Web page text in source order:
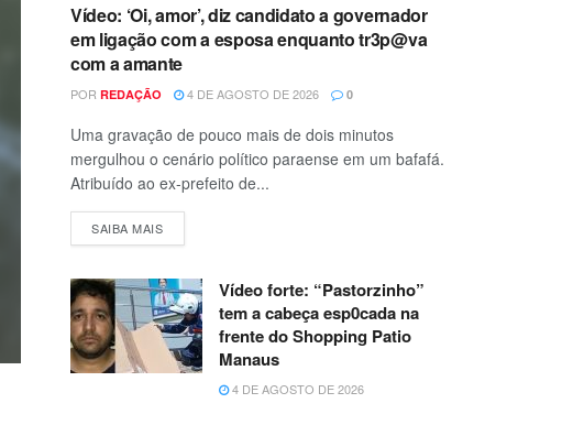
Vídeo: ‘Oi, amor’, diz candidato a governador
em ligação com a esposa enquanto tr3p@va
com a amante
POR REDAÇÃO 4 DE AGOSTO DE 2026 0
Uma gravação de pouco mais de dois minutos
mergulhou o cenário político paraense em um bafafá.
Atribuído ao ex-prefeito de...
SAIBA MAIS
Vídeo forte: “Pastorzinho”
tem a cabeça esp0cada na
frente do Shopping Patio
Manaus
4 DE AGOSTO DE 2026